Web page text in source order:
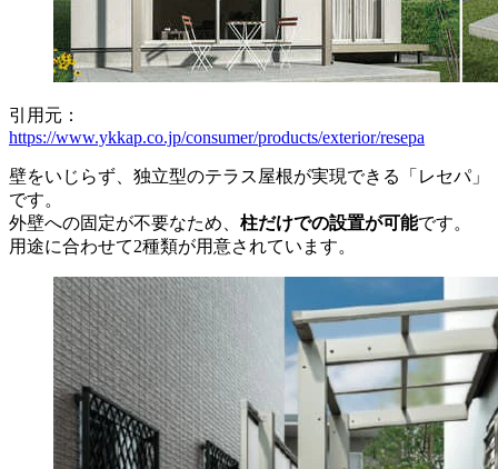
引用元：
https://www.ykkap.co.jp/consumer/products/exterior/resepa
壁をいじらず、独立型のテラス屋根が実現できる「レセパ」
です。
外壁への固定が不要なため、 柱だけでの設置が可能です。
用途に合わせて2種類が用意されています。